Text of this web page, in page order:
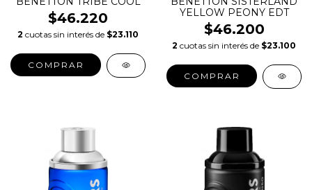
$46.220
2 cuotas sin interés de $23.110
COMPRAR
YELLOW PEONY EDT
$46.200
2 cuotas sin interés de $23.100
COMPRAR